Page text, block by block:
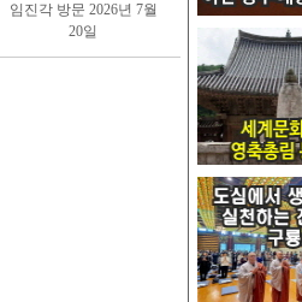
임진각 방문 2026년 7월
20일